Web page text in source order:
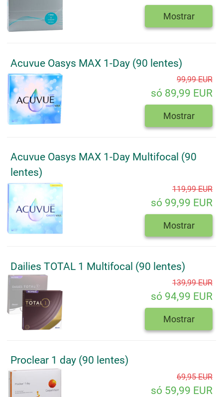
Mostrar
Acuvue Oasys MAX 1-Day (90 lentes)
99,99 EUR
só 89,99 EUR
Mostrar
Acuvue Oasys MAX 1-Day Multifocal (90
lentes)
119,99 EUR
só 99,99 EUR
Mostrar
Dailies TOTAL 1 Multifocal (90 lentes)
139,99 EUR
só 94,99 EUR
Mostrar
Proclear 1 day (90 lentes)
69,95 EUR
só 59,99 EUR